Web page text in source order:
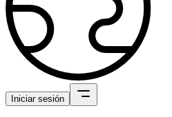
Iniciar sesión